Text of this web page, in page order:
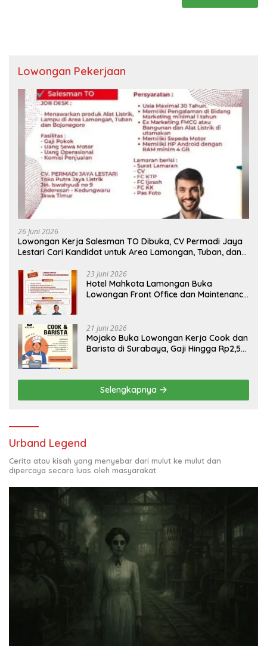
Lowongan Pekerjaan
26 Juni 2026
Lowongan Kerja Salesman TO Dibuka, CV Permadi Jaya
Lestari Cari Kandidat untuk Area Lamongan, Tuban, dan
23 Juni 2026
Hotel Mahkota Lamongan Buka
Lowongan Front Office dan Maintenance
21 Juni 2026
Mojako Buka Lowongan Kerja Cook dan
Barista di Surabaya, Gaji Hingga Rp2,5
Selengkapnya
Urband Legend
Cerita atau kisah yang menyebar dari mulut ke mulut dan
dipercaya secara luas oleh masyarakat